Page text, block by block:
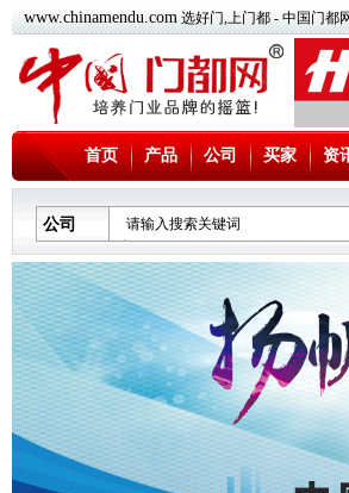
www.chinamendu.com选好门,上门都 - 中国门都
首页 产品 公司 买家 资
公司